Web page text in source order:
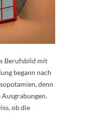
Berufsbild mit
begann nach
denn
ob die